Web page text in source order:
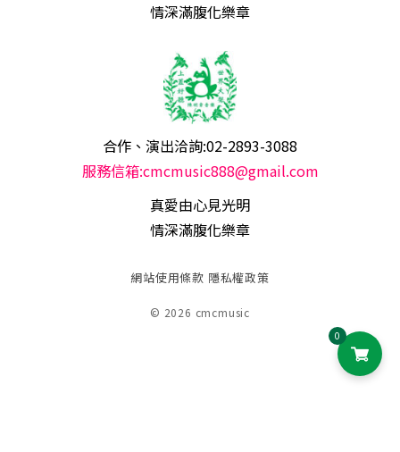
情深滿腹化樂章
合作、演出洽詢:02-2893-3088
服務信箱:cmcmusic888@gmail.com
真愛由心見光明
情深滿腹化樂章
網站使用條款 隱私權政策
© 2026 cmcmusic
0